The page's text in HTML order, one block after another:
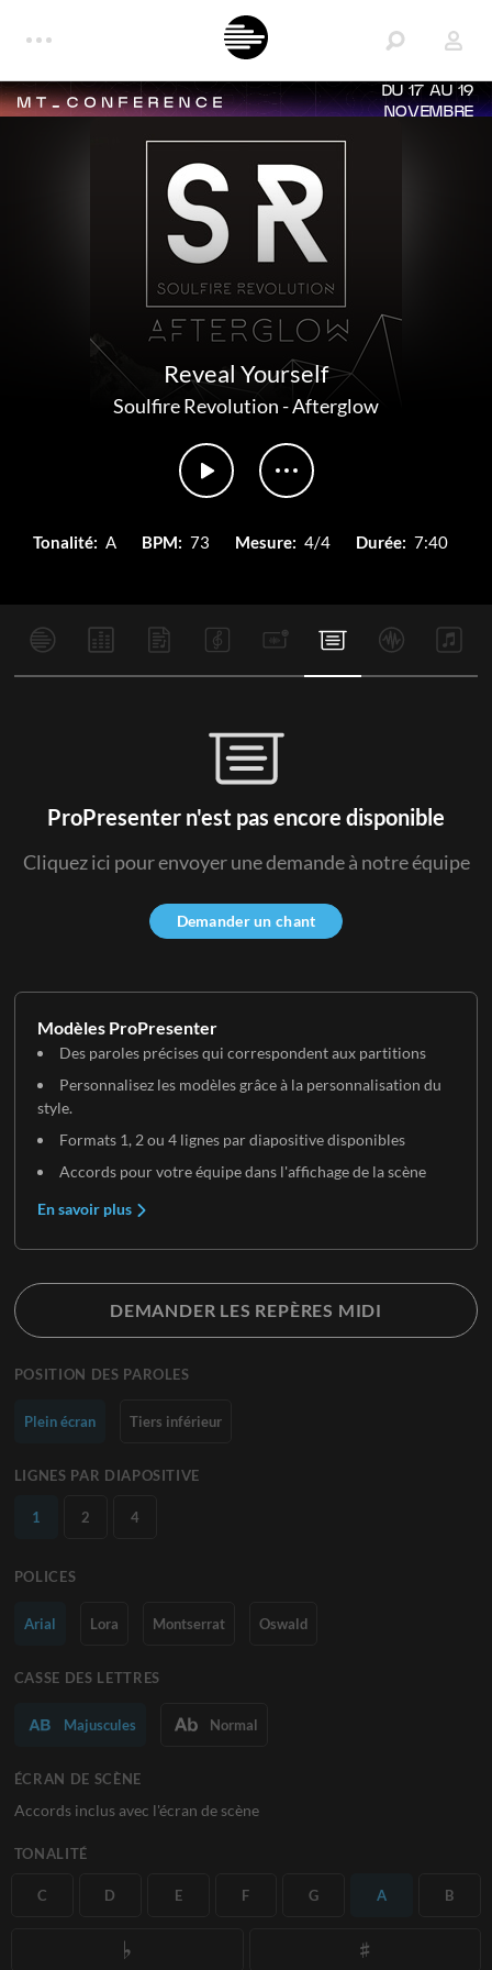
DU 17 AU 19
NOVEMBRE
Reveal Yourself
Soulfire Revolution-Afterglow
Tonalité: A BPM: 73 Mesure: 4/4 Durée: 7:40
Modèles ProPresenter
Des paroles précises qui correspondent aux partitions
Personnalisez les modèles grâce à la personnalisation du
style.
Formats 1, 2 ou 4 lignes par diapositive disponibles
Accords pour votre équipe dans l'affichage de la scène
En savoir plus
DEMANDER LES REPÈRES MIDI
POSITION DES PAROLES
Plein écran Tiers inférieur
LIGNES PAR DIAPOSITIVE
1 2 4
POLICES
Arial Lora Montserrat Oswald
CASSE DES LETTRES
Majuscules Normal
ÉCRAN DE SCÈNE
Accords inclus avec l'écran de scène
TONALITÉ
C D E F G A B
ProPresenter n'est pas encore disponible
Cliquez ici pour envoyer une demande à notre équipe
Demander un chant